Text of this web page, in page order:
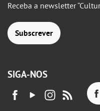
Receba a newsletter
Subscrever
SIGA-NOS